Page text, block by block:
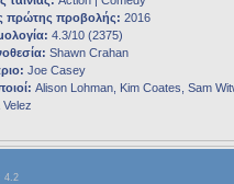
πρώτης προβολής: 2016
4.3/10 (2375)
Shawn Crahan
Joe Casey
Alison Lohman, Kim Coates, Sam
Velez
: 4.2